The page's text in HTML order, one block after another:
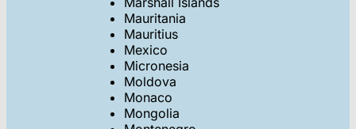
Mauritania
Mauritius
Mexico
Micronesia
Moldova
Monaco
Mongolia